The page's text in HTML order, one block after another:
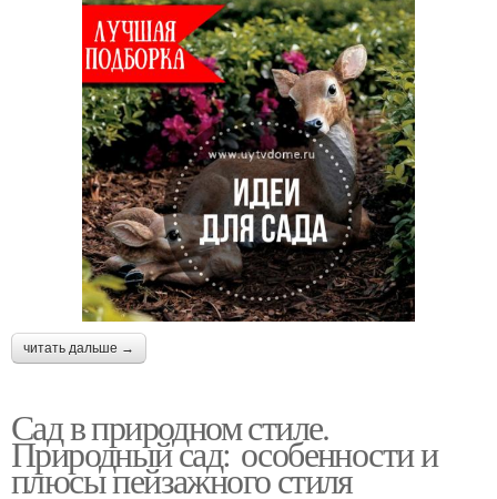
читать дальше →
Сад в природном стиле.
Природный сад: особенности и
плюсы пейзажного стиля